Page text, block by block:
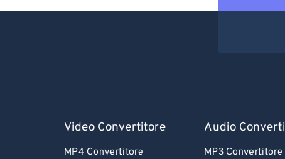
Video Convertitore
MP4 Convertitore
Audio
MP3 Convertitore